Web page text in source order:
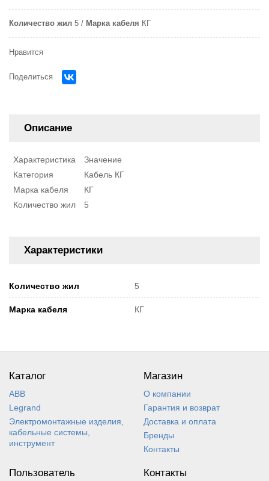
Количество жил 5 Марка кабеля КГ
Нравится
Поделиться
Описание
Характеристика
Значение
Категория
Кабель КГ
Марка кабеля
КГ
Количество жил
5
Характеристики
Количество жил 5
Марка кабеля КГ
Каталог
ABB
Legrand
Электромонтажные изделия,
кабельные системы,
инструмент
Магазин
О компании
Гарантия и возврат
Доставка и оплата
Бренды
Контакты
Пользователь Контакты